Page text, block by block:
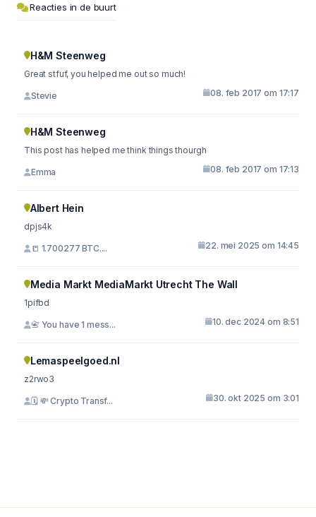
Reacties in de buurt
H&M Steenweg
Great stfuf, you helped me out so much!
Stevie 08. feb 2017 om 17:17
H&M Steenweg
This post has helped me think things thourgh
Emma 08. feb 2017 om 17:13
Albert Hein
dpjs4k
📒 1.700277 BTC.... 22. mei 2025 om 14:45
Media Markt MediaMarkt Utrecht The Wall
1pifbd
📇 You have 1 mess... 10. dec 2024 om 8:51
Lemaspeelgoed.nl
z2rwo3
🗓 💸 Crypto Transf... 30. okt 2025 om 3:01